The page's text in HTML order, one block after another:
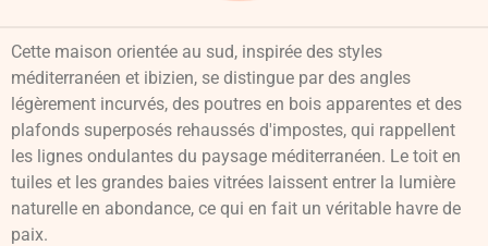
Cette maison orientée au sud, inspirée des styles
méditerranéen et ibizien, se distingue par des angles
légèrement incurvés, des poutres en bois apparentes et des
plafonds superposés rehaussés d'impostes, qui rappellent
les lignes ondulantes du paysage méditerranéen. Le toit en
tuiles et les grandes baies vitrées laissent entrer la lumière
naturelle en abondance, ce qui en fait un véritable havre de
paix.